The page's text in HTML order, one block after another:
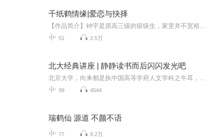
千纸鹤情缘|爱恋与抉择
51 2.5万
北大经典讲座 | 静静读书而后闪闪发光吧
99 4544
瑞鹤仙 源道 不颜不语
77 8.2万